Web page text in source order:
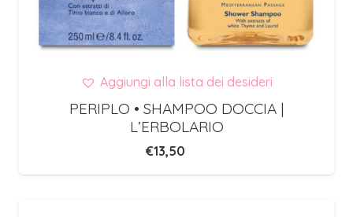
Aggiungi alla lista dei desideri
PERIPLO • SHAMPOO DOCCIA |
L’ERBOLARIO
€13,50